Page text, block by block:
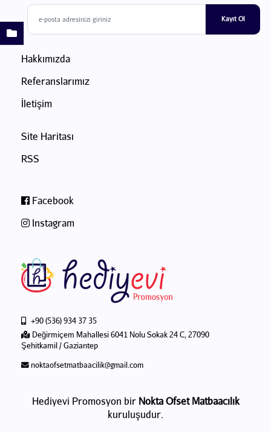
Kayıt Ol
Hakkımızda
Referanslarımız
İletişim
Site Haritası
RSS
Facebook
Instagram
+90 (536) 934 37 35
Değirmiçem Mahallesi 6041 Nolu Sokak 24 C, 27090
Şehitkamil / Gaziantep
noktaofsetmatbaacilik@gmail.com
Hediyevi Promosyon bir Nokta Ofset Matbaacılık
kuruluşudur.